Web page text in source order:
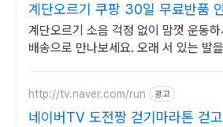
계단오르기 쿠팡 30일 무료반품
계단오르기 소음 걱정 없이 맘껏 운동
배송으로 만나보세요. 오래 서 있는 발
http://tv.naver.com/run 광고
네이버TV 도전짱 걷기마라톤 걷고